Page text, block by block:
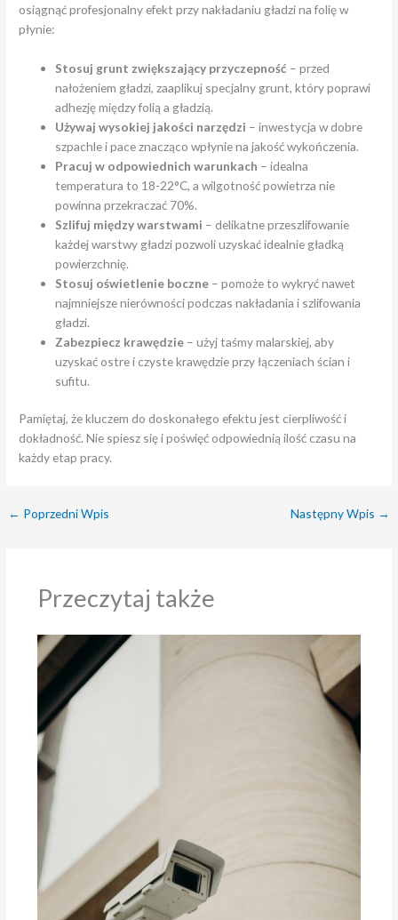
osiągnąć profesjonalny efekt przy nakładaniu gładzi na folię w
płynie:
Stosuj grunt zwiększający przyczepność – przed
nałożeniem gładzi, zaaplikuj specjalny grunt, który poprawi
adhezję między folią a gładzią.
Używaj wysokiej jakości narzędzi – inwestycja w dobre
szpachle i pace znacząco wpłynie na jakość wykończenia.
Pracuj w odpowiednich warunkach – idealna
temperatura to 18-22°C, a wilgotność powietrza nie
powinna przekraczać 70%.
Szlifuj między warstwami – delikatne przeszlifowanie
każdej warstwy gładzi pozwoli uzyskać idealnie gładką
powierzchnię.
Stosuj oświetlenie boczne – pomoże to wykryć nawet
najmniejsze nierówności podczas nakładania i szlifowania
gładzi.
Zabezpiecz krawędzie – użyj taśmy malarskiej, aby
uzyskać ostre i czyste krawędzie przy łączeniach ścian i
sufitu.
Pamiętaj, że kluczem do doskonałego efektu jest cierpliwość i
dokładność. Nie spiesz się i poświęć odpowiednią ilość czasu na
każdy etap pracy.
← Poprzedni Wpis Następny Wpis →
Przeczytaj także